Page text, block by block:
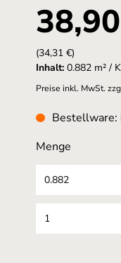
(34,31 €)
Inhalt: 0.882 m² /
Preise inkl. MwSt.
Bestellware:
Menge